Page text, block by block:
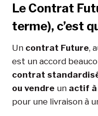
Le Contrat
terme), c’est
Un contrat Future,
est un accord
contrat
ou vendre un actif à
pour une livraison à